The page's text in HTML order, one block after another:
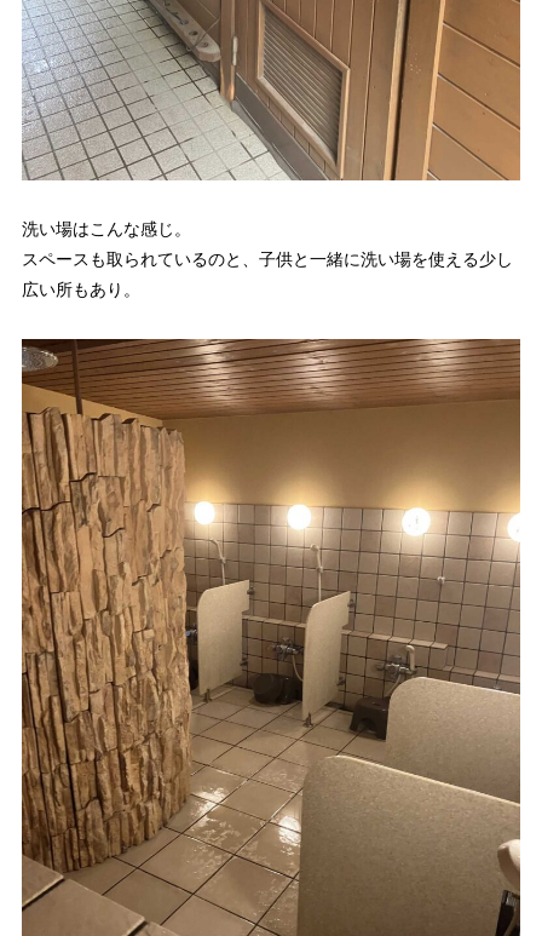
洗い場はこんな感じ。
スペースも取られているのと、子供と一緒に洗い場を使える少し
広い所もあり。